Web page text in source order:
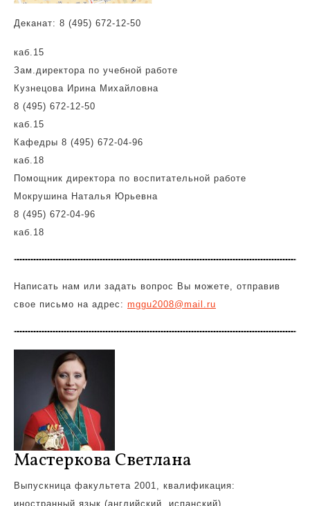
Деканат: 8 (495) 672-12-50
каб.15
Зам.директора по учебной работе
Кузнецова Ирина Михайловна
8 (495) 672-12-50
каб.15
Кафедры 8 (495) 672-04-96
каб.18
Помощник директора по воспитательной работе
Мокрушина Наталья Юрьевна
8 (495) 672-04-96
каб.18
Написать нам или задать вопрос Вы можете, отправив
свое письмо на адрес: mggu2008@mail.ru
Мастеркова Светлана
Выпускница факультета 2001, квалификация:
иностранный язык (английский, испанский).